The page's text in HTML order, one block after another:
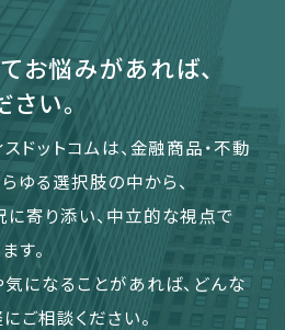
お悩みがあれば、
い。
ドットコムは、金融商品・不動
ゆる選択肢の中から、
寄り添い、中立的な視点で
す。
になることがあれば、どんな
ご相談ください。